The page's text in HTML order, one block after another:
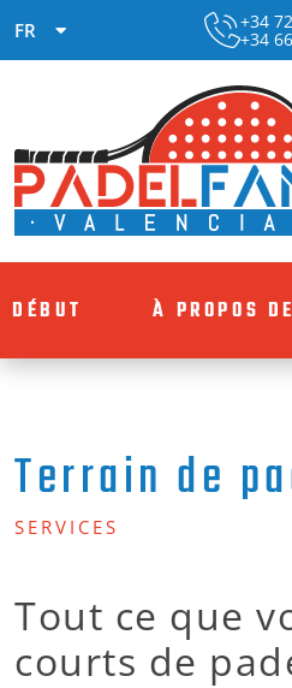
FR +34
+34
DÉBUT À PROPOS
Terrain de
SERVICES
Tout ce que
courts de